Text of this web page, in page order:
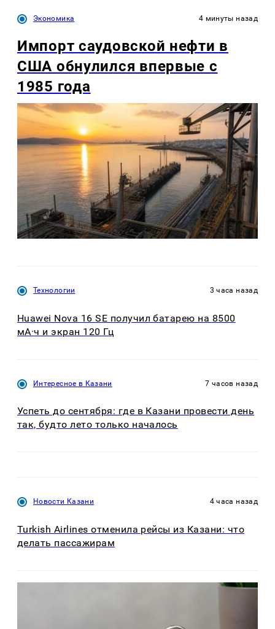
Экономика 4 минуты назад
Импорт саудовской нефти в
США обнулился впервые с
1985 года
Технологии 3 часа назад
Huawei Nova 16 SE получил батарею на 8500
мА·ч и экран 120 Гц
Интересное в Казани 7 часов назад
Успеть до сентября: где в Казани провести день
так, будто лето только началось
Новости Казани 4 часа назад
Turkish Airlines отменила рейсы из Казани: что
делать пассажирам